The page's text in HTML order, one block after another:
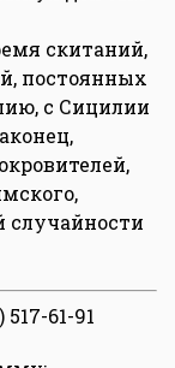
скитаний,
постоянных
с Сицилии
случайности
61-91